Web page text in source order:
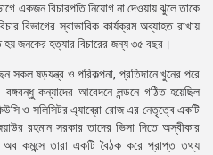
একজন বিচারপতি নিয়োগ না দেওয়ায় ঝুলে তাকে
বিভাগের স্বাভাবিক কার্যক্রম অব্যাহত রাখায়
জনকের হত্যার বিচারের জন্য ৩৫ বছর।
সকল ষড়যন্ত্র ও পরিকল্পনা, প্রতিদানে খুনের পরে
বঙ্গবন্ধু কন্যাদের আবেদনে লন্ডনে গঠিত হয়েছিল
ও সলিসিটর এ্যাব্রো রোজ এর নেতৃত্বে একটি
রহমান সরকার তাদের ভিসা দিতে অস্বীকার
কমন্সে তারা একটি বৈঠক করে প্রাপ্ত তথ্য